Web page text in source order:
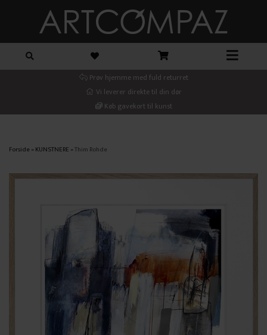
Prøv hjemme med fuld returret
Vi leverer direkte til din dør
Køb gavekort til kunst
Forside »KUNSTNERE »Thim Rohde